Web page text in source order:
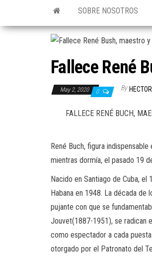
SOBRE NOSOTROS
Fallece René
May 2, 2020 0 By
FALLECE RENÉ BUCH,
René Buch, figura
mientras dormía, el pasado 19
Nacido en Santiago de Cuba,
Habana en 1948. La década
pujante con que se
Jouvet(1887-1951), se radican
como espectador a cada
otorgado por el Patronato del